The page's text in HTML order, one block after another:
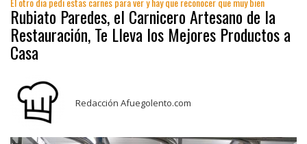
Rubiato Paredes, el Carnicero Artesano de la
Restauración, Te Lleva los Mejores Productos a
Casa
Redacción Afuegolento.com